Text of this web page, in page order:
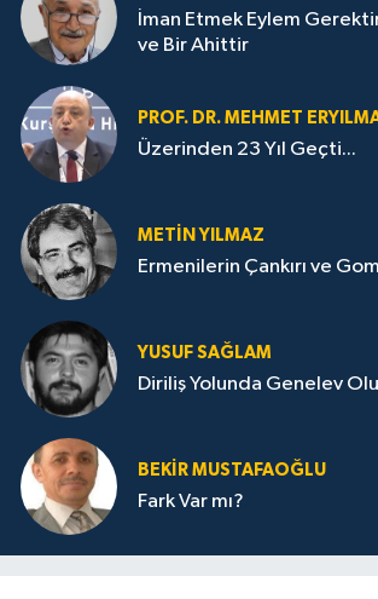
İman Etmek Eylem
ve Bir Ahittir
PROF. DR. MEHMET
Üzerinden 23 Yıl Geçti...
METIN YILMAZ
Ermenilerin Çankırı ve
YUSUF SAĞLAM
Diriliş Yolunda Genelev
BEKIR MUSTAFAOĞLU
Fark Var mı?